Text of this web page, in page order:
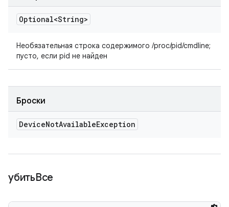
Optional<String>
Необязательная строка содержимого /proc/pid/cmdline;
пусто, если pid не найден
Броски
DeviceNotAvailableException
убитьВсе